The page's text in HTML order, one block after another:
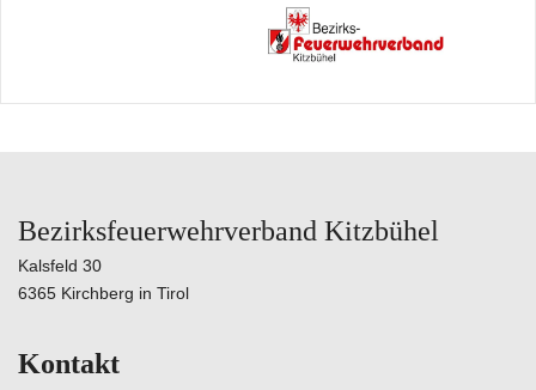
Bezirksfeuerwehrverband Kitzbühel
Kalsfeld 30
6365 Kirchberg in Tirol
Kontakt